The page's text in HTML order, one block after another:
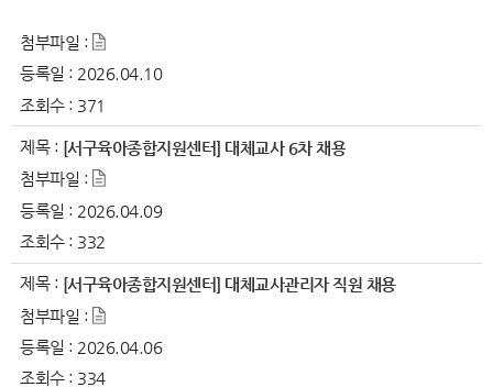
첨부파일 :
등록일 : 2026.04.10
조회수 : 371
제목 : [서구육아종합지원센터] 대체교사 6차 채용
첨부파일 :
등록일 : 2026.04.09
조회수 : 332
제목 : [서구육아종합지원센터] 대체교사관리자 직원 채용
첨부파일 :
등록일 : 2026.04.06
조회수 : 334